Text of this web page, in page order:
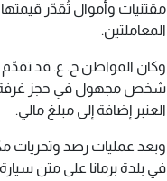
المعاملتين.
شخص مجهول في حجز غرفة
العنبر إضافة إلى مبلغ مالي.
وبعد عمليات رصد وتحريات
في بلدة برمانا على متن